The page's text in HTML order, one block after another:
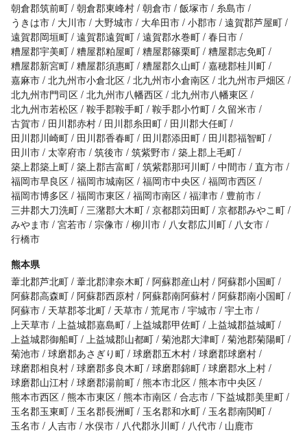
朝倉郡筑前町 朝倉郡東峰村 朝倉市 飯塚市
糸島市
うきは市
大川市 大野城市 大牟田市 小郡市 遠賀郡芦屋町
遠賀郡岡垣町 遠賀郡遠賀町 遠賀郡水巻町 春日市
糟屋郡宇美町 糟屋郡粕屋町 糟屋郡篠栗町 糟屋郡志免町
糟屋郡新宮町 糟屋郡須惠町 糟屋郡久山町 嘉穂郡桂川町
嘉麻市 北九州市小倉北区 北九州市小倉南区 北九州市戸畑区
北九州市門司区 北九州市八幡西区 北九州市八幡東区
北九州市若松区 鞍手郡鞍手町 鞍手郡小竹町
久留米市
古賀市
田川郡赤村 田川郡糸田町
田川郡大任町
田川郡川崎町
田川郡香春町 田川郡添田町
田川郡福智町
田川市
太宰府市 筑後市 筑紫野市 築上郡上毛町
築上郡築上町 築上郡吉富町 筑紫郡那珂川町 中間市 直方市
福岡市早良区 福岡市城南区 福岡市中央区 福岡市西区
福岡市博多区 福岡市東区 福岡市南区 福津市
豊前市
三井郡大刀洗町 三潴郡大木町 京都郡苅田町 京都郡みやこ町
みやま市 宮若市 宗像市 柳川市 八女郡広川町
八女市
行橋市
熊本県
葦北郡芦北町 葦北郡津奈木町 阿蘇郡産山村 阿蘇郡小国町
阿蘇郡高森町 阿蘇郡西原村 阿蘇郡南阿蘇村 阿蘇郡南小国町
阿蘇市
天草郡苓北町 天草市 荒尾市 宇城市 宇土市
上天草市 上益城郡嘉島町 上益城郡甲佐町 上益城郡益城町
上益城郡御船町 上益城郡山都町 菊池郡大津町 菊池郡菊陽町
菊池市 球磨郡あさぎり町 球磨郡五木村 球磨郡球磨村
球磨郡相良村 球磨郡多良木町 球磨郡錦町 球磨郡水上村
球磨郡山江村 球磨郡湯前町 熊本市北区 熊本市中央区
熊本市西区 熊本市東区 熊本市南区 合志市 下益城郡美里町
玉名郡玉東町
玉名郡長洲町 玉名郡和水町
玉名郡南関町
玉名市
人吉市 水俣市 八代郡氷川町 八代市
山鹿市